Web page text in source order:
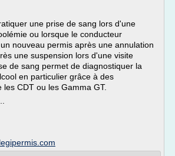
une prise de sang lors d'une
ou lorsque le conducteur
nouveau permis après une annulation
une suspension lors d'une visite
de sang permet de diagnostiquer la
en particulier grâce à des
les CDT ou les Gamma GT.